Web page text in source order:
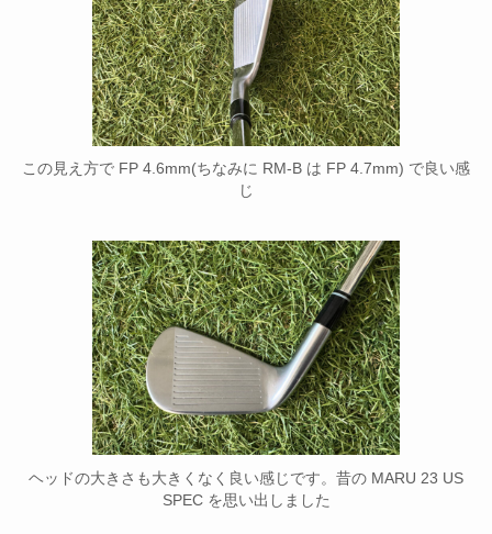
この見え方で FP 4.6mm(ちなみに RM-B は FP 4.7mm) で良い感
じ
ヘッドの大きさも大きくなく良い感じです。昔の MARU 23 US
SPEC を思い出しました